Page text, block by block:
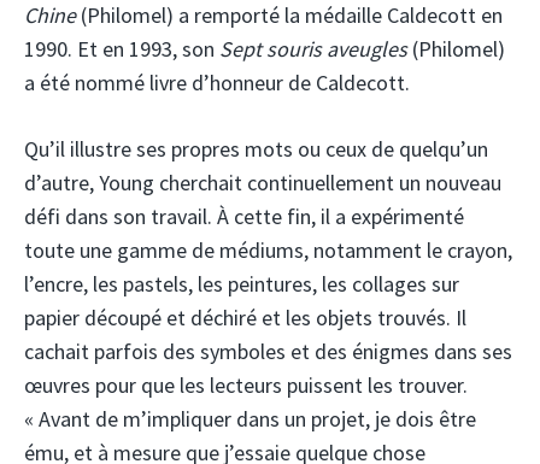
Chine(Philomel) a remporté la médaille Caldecott en
1990. Et en 1993, son Sept souris aveugles(Philomel)
a été nommé livre d’honneur de Caldecott.
Qu’il illustre ses propres mots ou ceux de quelqu’un
d’autre, Young cherchait continuellement un nouveau
défi dans son travail. À cette fin, il a expérimenté
toute une gamme de médiums, notamment le crayon,
l’encre, les pastels, les peintures, les collages sur
papier découpé et déchiré et les objets trouvés. Il
cachait parfois des symboles et des énigmes dans ses
œuvres pour que les lecteurs puissent les trouver.
« Avant de m’impliquer dans un projet, je dois être
ému, et à mesure que j’essaie quelque chose